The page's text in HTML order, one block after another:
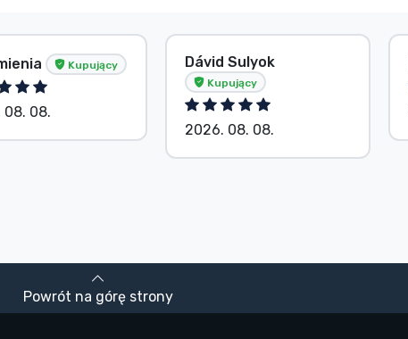
Kupujący
08. 08.
Dávid Sulyok
Kupujący
2026. 08. 08.
Powrót na górę strony